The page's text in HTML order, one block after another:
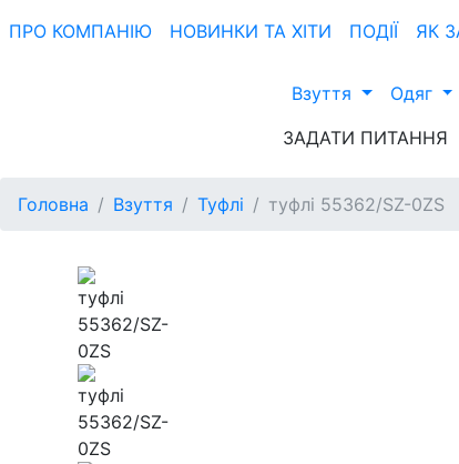
ПРО КОМПАНIЮ НОВИНКИ ТА ХIТИ ПОДІЇ ЯК
Взуття Одяг
ЗАДАТИ ПИТАННЯ
Головна
Взуття Туфлі туфлі 55362/SZ-0ZS